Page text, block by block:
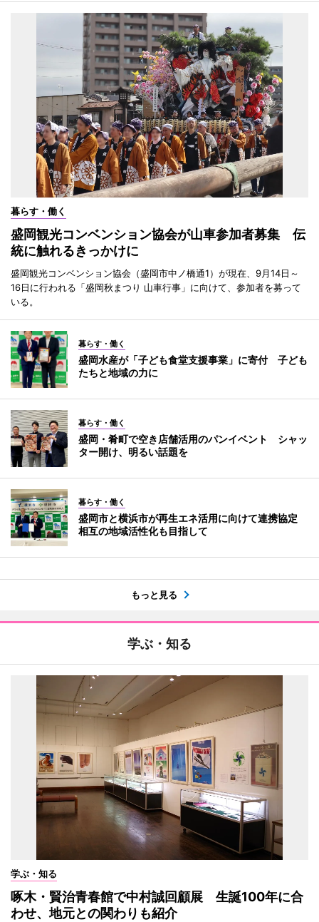
暮らす・働く
盛岡観光コンベンション協会が山車参加者募集 伝
統に触れるきっかけに
盛岡観光コンベンション協会（盛岡市中ノ橋通1）が現在、9月14日～
16日に行われる「盛岡秋まつり 山車行事」に向けて、参加者を募って
いる。
暮らす・働く
盛岡水産が「子ども食堂支援事業」に寄付 子ども
たちと地域の力に
暮らす・働く
盛岡・肴町で空き店舗活用のパンイベント シャッ
ター開け、明るい話題を
暮らす・働く
盛岡市と横浜市が再生エネ活用に向けて連携協定
相互の地域活性化も目指して
もっと見る
学ぶ・知る
学ぶ・知る
啄木・賢治青春館で中村誠回顧展 生誕100年に合
わせ、地元との関わりも紹介